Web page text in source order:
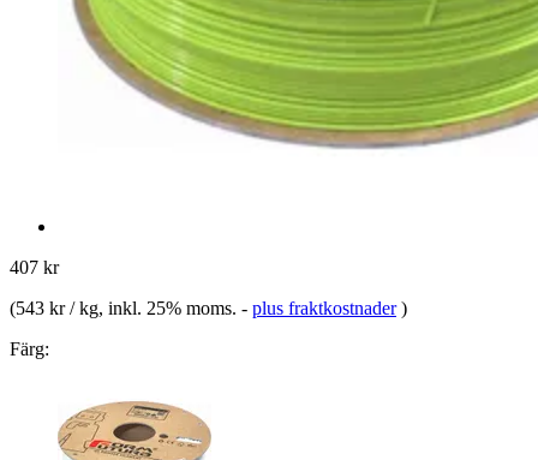
407 kr
(543 kr / kg, inkl. 25% moms. - plus fraktkostnader )
Färg: